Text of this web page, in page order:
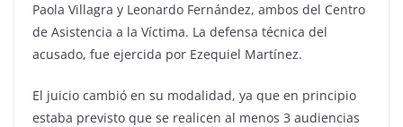
Paola Villagra y Leonardo Fernández, ambos del Centro
de Asistencia a la Víctima. La defensa técnica del
acusado, fue ejercida por Ezequiel Martínez.
El juicio cambió en su modalidad, ya que en principio
estaba previsto que se realicen al menos 3 audiencias